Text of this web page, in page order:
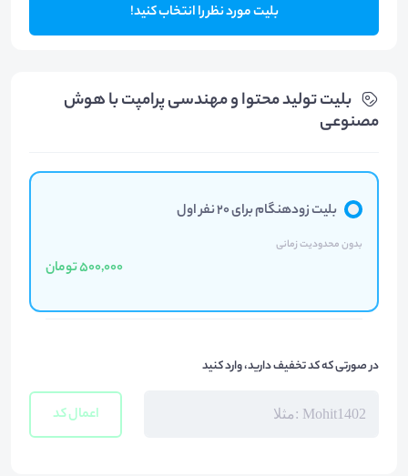
بلیت مورد نظر را انتخاب کنید!
بلیت‌ تولید محتوا و مهندسی پرامپت با هوش
مصنوعی
بلیت زودهنگام برای 20 نفر اول
بدون محدودیت زمانی
500,000 تومان
در صورتی که کد تخفیف دارید، وارد کنید
اعمال کد